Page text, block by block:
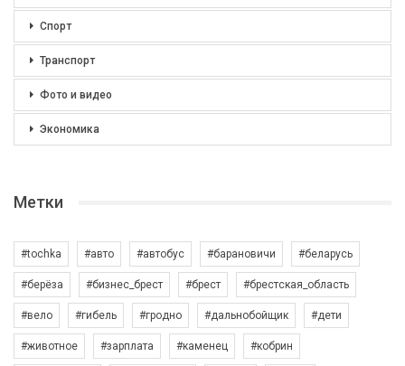
Спорт
Транспорт
Фото и видео
Экономика
Метки
#tochka #авто #автобус #барановичи #беларусь
#берёза #бизнес_брест #брест #брестская_область
#вело #гибель #гродно #дальнобойщик #дети
#животное #зарплата #каменец #кобрин